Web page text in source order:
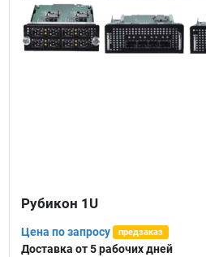
Рубикон 1U
Цена по запросу предзаказ
Доставка от 5 рабочих дней